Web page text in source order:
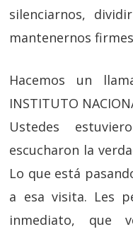
silenciarnos,
mantenernos
Hacemos un
INSTITUTO
Ustedes
escucharon la
Lo que está
a esa visita. Les
inmediato, que